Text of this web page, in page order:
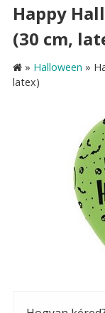
Happy
(30 cm,
» Halloween »
latex)